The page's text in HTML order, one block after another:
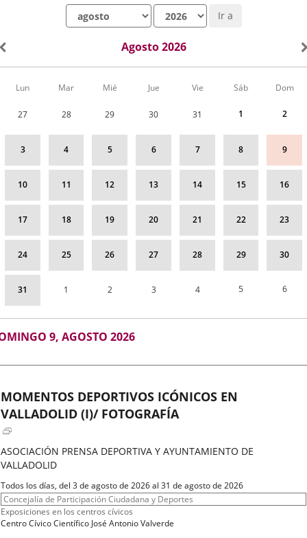
Ir a
Agosto 2026
Calendario
correspondiente
Lun Mar Mié Jue Vie Sáb Dom
27 28 29 30 31 1 2
3 4 5 6 7 8 9
10 11 12 13 14 15 16
17 18 19 20 21 22 23
24 25 26 27 28 29 30
31 1 2 3 4 5 6
9, AGOSTO 2026
MOMENTOS DEPORTIVOS ICÓNICOS EN
VALLADOLID (I)/ FOTOGRAFÍA
ASOCIACIÓN PRENSA DEPORTIVA Y AYUNTAMIENTO DE
VALLADOLID
Fechas
del
evento
Todos los días, del 3 de agosto de 2026 al 31 de agosto de 2026
Organizador
de
actividad
Concejalía de Participación Ciudadana y Deportes
Programa
Exposiciones en los centros cívicos
Espacio
Centro Cívico Científico José Antonio Valverde